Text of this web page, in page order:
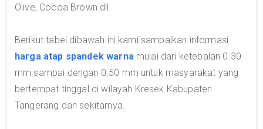
Olive, Cocoa Brown dll.
Berikut tabel dibawah ini kami sampaikan informasi
harga atap spandek warnamulai dari ketebalan 0.30
mm sampai dengan 0.50 mm untuk masyarakat yang
bertempat tinggal di wilayah Kresek Kabupaten
Tangerang dan sekitarnya.